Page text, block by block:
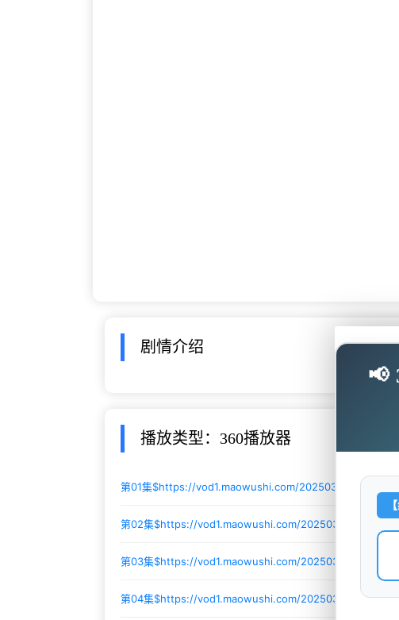
剧情介绍
播放类型：360播放器
第01集$https://vod1.maowushi.com/20250302/
第02集$https://vod1.maowushi.com/20250302/
第03集$https://vod1.maowushi.com/20250302/
第04集$https://vod1.maowushi.com/20250302/
📢